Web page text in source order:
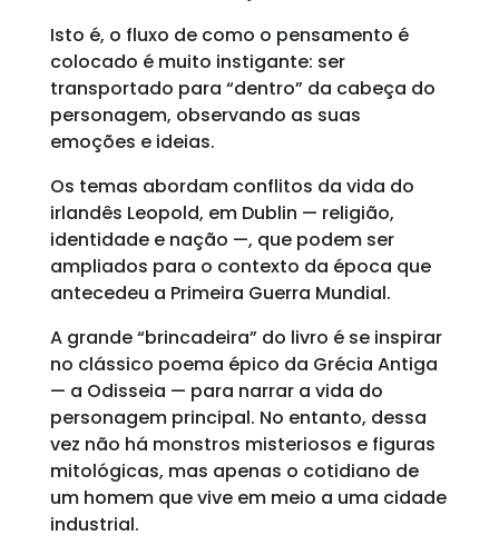
Isto é, o fluxo de como o pensamento é
colocado é muito instigante: ser
transportado para “dentro” da cabeça do
personagem, observando as suas
emoções e ideias.
Os temas abordam conflitos da vida do
irlandês Leopold, em Dublin — religião,
identidade e nação —, que podem ser
ampliados para o contexto da época que
antecedeu a Primeira Guerra Mundial.
A grande “brincadeira” do livro é se inspirar
no clássico poema épico da Grécia Antiga
— a Odisseia — para narrar a vida do
personagem principal. No entanto, dessa
vez não há monstros misteriosos e figuras
mitológicas, mas apenas o cotidiano de
um homem que vive em meio a uma cidade
industrial.